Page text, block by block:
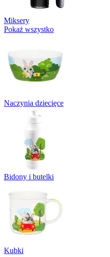
Miksery
Pokaż wszystko
Naczynia dziecięce
Bidony i butelki
Kubki